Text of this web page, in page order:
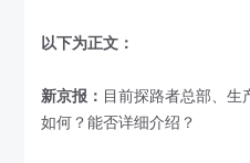
以下为正文：
新京报： 目前探路者总部、生
如何？能否详细介绍？